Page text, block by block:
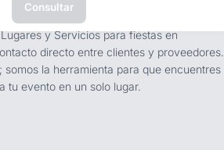
Consultar
y Servicios para fiestas en
directo entre clientes y proveedores.
somos la herramienta para que encuentres
tu evento en un solo lugar.